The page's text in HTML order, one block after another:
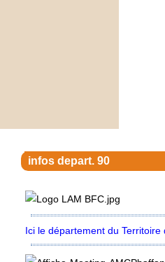
infos depart. 90
Ici le département du